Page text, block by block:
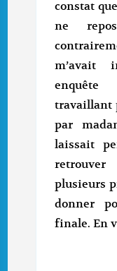
constat
ne
m’avait
travaillant
par
laissait
plusieurs
donner
finale. En